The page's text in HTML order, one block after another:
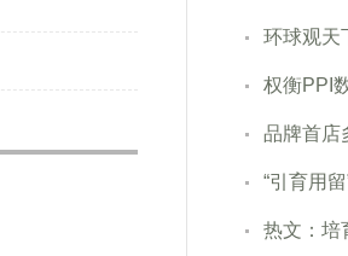
环球观天
权衡PPI
品牌首店
“引育用
热文：培